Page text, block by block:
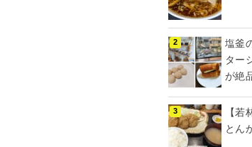
塩釜
ター
が絶
【
とん